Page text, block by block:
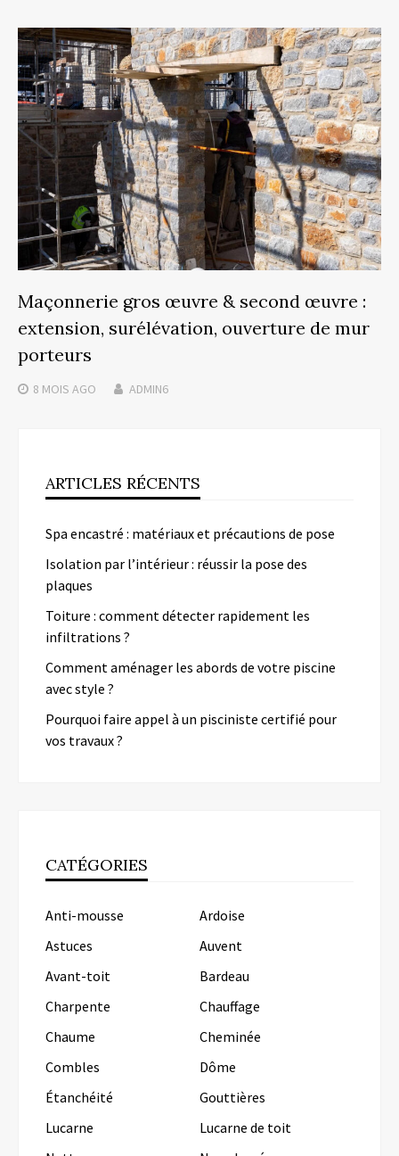
Maçonnerie gros œuvre & second œuvre :
extension, surélévation, ouverture de mur
porteurs
8 MOIS AGO ADMIN6
ARTICLES RÉCENTS
Spa encastré : matériaux et précautions de pose
Isolation par l’intérieur : réussir la pose des
plaques
Toiture : comment détecter rapidement les
infiltrations ?
Comment aménager les abords de votre piscine
avec style ?
Pourquoi faire appel à un pisciniste certifié pour
vos travaux ?
CATÉGORIES
Anti-mousse
Ardoise
Astuces
Auvent
Avant-toit
Bardeau
Charpente
Chauffage
Chaume
Cheminée
Combles
Dôme
Étanchéité
Gouttières
Lucarne
Lucarne de toit